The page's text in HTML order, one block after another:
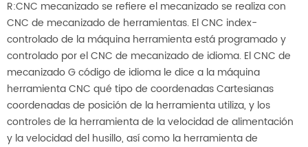
R:CNC mecanizado se refiere el mecanizado se realiza con
CNC de mecanizado de herramientas. El CNC index-
controlado de la máquina herramienta está programado y
controlado por el CNC de mecanizado de idioma. El CNC de
mecanizado G código de idioma le dice a la máquina
herramienta CNC qué tipo de coordenadas Cartesianas
coordenadas de posición de la herramienta utiliza, y los
controles de la herramienta de la velocidad de alimentación
y la velocidad del husillo, así como la herramienta de